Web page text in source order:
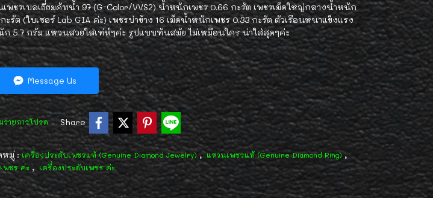
พชรเบลเยี่ยมคัทน้ำ 97 (G-Color/VVS2) น้ำหนักเพชร 0.66 กะรัต เพชรเม็ดใหญ่กลางน้ำหนัก
ะรัต (ใบเซอร์ Lab GIA ค่ะ) เพชรบ่าข้าง 16 เม็ดน้ำหนักเพชร 0.33 กะรัต ตัวเรือนหนาแข็งแรง
ก 5.7 กรัม แหวนสวยใส่เท่ห์ๆค่ะ รูปแบบทันสมัย ไม่เหมือนใคร น่าใส่สุดๆค่ะ
Message Us
ายการโปรด Share
หมู่ :เครื่องประดับเพชรแท้ (Genuine Diamond Jewelry) , แหวนเพชรแท้ (Genuine Diamond Ring),
พชร ค่ะ , เครื่องประดับเพชร ค่ะ